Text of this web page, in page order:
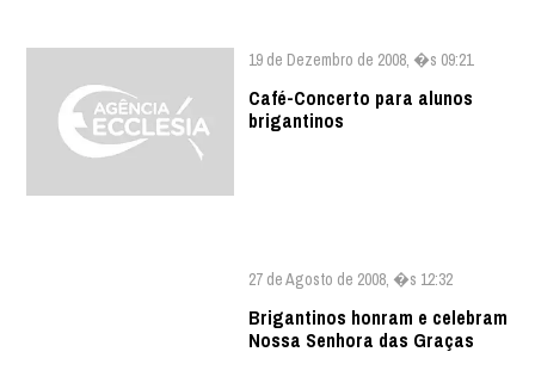
19 de Dezembro de 2008, �s 09:21
Café-Concerto para alunos
brigantinos
27 de Agosto de 2008, �s 12:32
Brigantinos honram e celebram
Nossa Senhora das Graças